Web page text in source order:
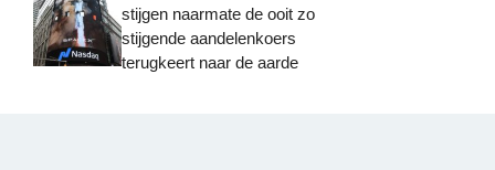
stijgen naarmate de ooit zo
stijgende aandelenkoers
terugkeert naar de aarde